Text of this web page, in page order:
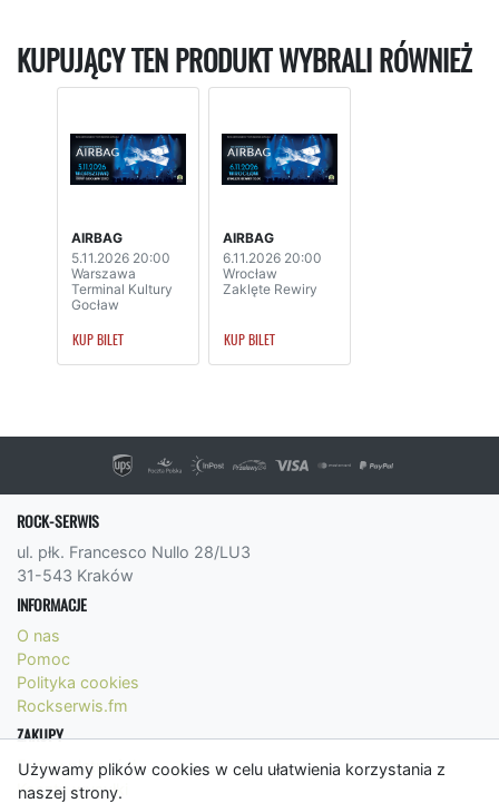
Używamy plików cookies w celu ułatwienia korzystania z
naszej strony.
KUPUJĄCY TEN PRODUKT WYBRALI RÓWNIEŻ
AIRBAG
5.11.2026 20:00
Warszawa
Terminal Kultury
Gocław
KUP BILET
AIRBAG
6.11.2026 20:00
Wrocław
Zaklęte Rewiry
KUP BILET
ROCK-SERWIS
ul. płk. Francesco Nullo 28/LU3
31-543 Kraków
INFORMACJE
O nas
Pomoc
Polityka cookies
Rockserwis.fm
ZAKUPY
Formy płatności
Koszty wysyłki